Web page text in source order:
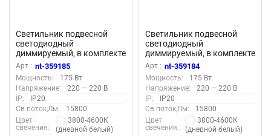
Светильник подвесной
светодиодный
диммируемый, в комплекте
беспроводной пульт ДУ,
длина провода 2м
«Novotech» 359185, серия:
ONDO - -
Арт.: nt-359185
Мощность:
175 Вт
Напряжение:
220 — 220 В
IP:
IP20
Св.поток,Лм:
15800
Цвет
свечения:
3800-4600К
(дневной белый)
Светильник подвесной
светодиодный
диммируемый, в комплекте
беспроводной пульт ДУ,
длина провода 2м
«Novotech» 359184, серия:
ONDO - -
Арт.: nt-359184
Мощность:
175 Вт
Напряжение:
220 — 220 В
IP:
IP20
Св.поток,Лм:
15800
Цвет
свечения:
3800-4600К
(дневной белый)